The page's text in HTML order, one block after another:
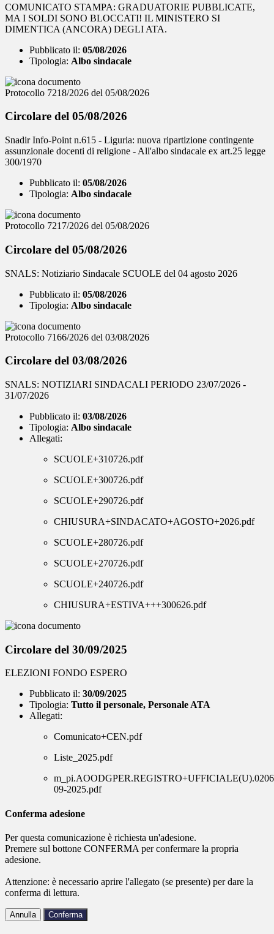
COMUNICATO STAMPA: GRADUATORIE PUBBLICATE,
MA I SOLDI SONO BLOCCATI! IL MINISTERO SI
DIMENTICA (ANCORA) DEGLI ATA.
Pubblicato il: 05/08/2026
Tipologia: Albo sindacale
Protocollo 7218/2026 del 05/08/2026
Circolare del 05/08/2026
Snadir Info-Point n.615 - Liguria: nuova ripartizione contingente
assunzionale docenti di religione - All'albo sindacale ex art.25 legge
300/1970
Pubblicato il: 05/08/2026
Tipologia: Albo sindacale
Protocollo 7217/2026 del 05/08/2026
Circolare del 05/08/2026
SNALS: Notiziario Sindacale SCUOLE del 04 agosto 2026
Pubblicato il: 05/08/2026
Tipologia: Albo sindacale
Protocollo 7166/2026 del 03/08/2026
Circolare del 03/08/2026
SNALS: NOTIZIARI SINDACALI PERIODO 23/07/2026 -
31/07/2026
Pubblicato il: 03/08/2026
Tipologia: Albo sindacale
Allegati:
SCUOLE+310726.pdf
SCUOLE+300726.pdf
SCUOLE+290726.pdf
CHIUSURA+SINDACATO+AGOSTO+2026.pdf
SCUOLE+280726.pdf
SCUOLE+270726.pdf
SCUOLE+240726.pdf
CHIUSURA+ESTIVA+++300626.pdf
Circolare del 30/09/2025
ELEZIONI FONDO ESPERO
Pubblicato il: 30/09/2025
Tipologia: Tutto il personale, Personale ATA
Allegati:
Comunicato+CEN.pdf
Liste_2025.pdf
09-2025.pdf
Conferma adesione
Per questa comunicazione è richiesta un'adesione.
Premere sul bottone CONFERMA per confermare la propria
adesione.
Attenzione: è necessario aprire l'allegato (se presente) per dare la
conferma di lettura.
Annulla Conferma